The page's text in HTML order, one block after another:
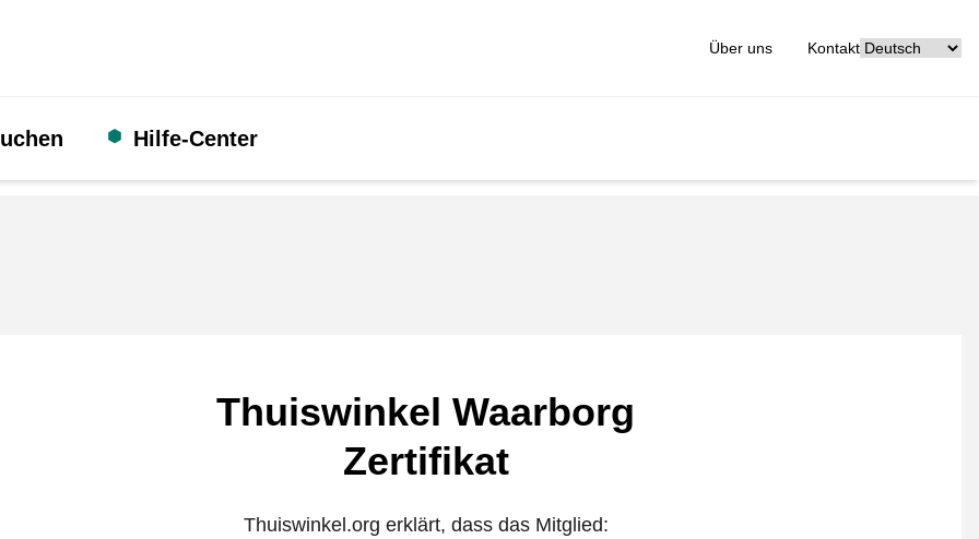
Über uns Kontakt
Hilfe-Center
Thuiswinkel Waarborg
Zertifikat
Thuiswinkel.org erklärt, dass das Mitglied: